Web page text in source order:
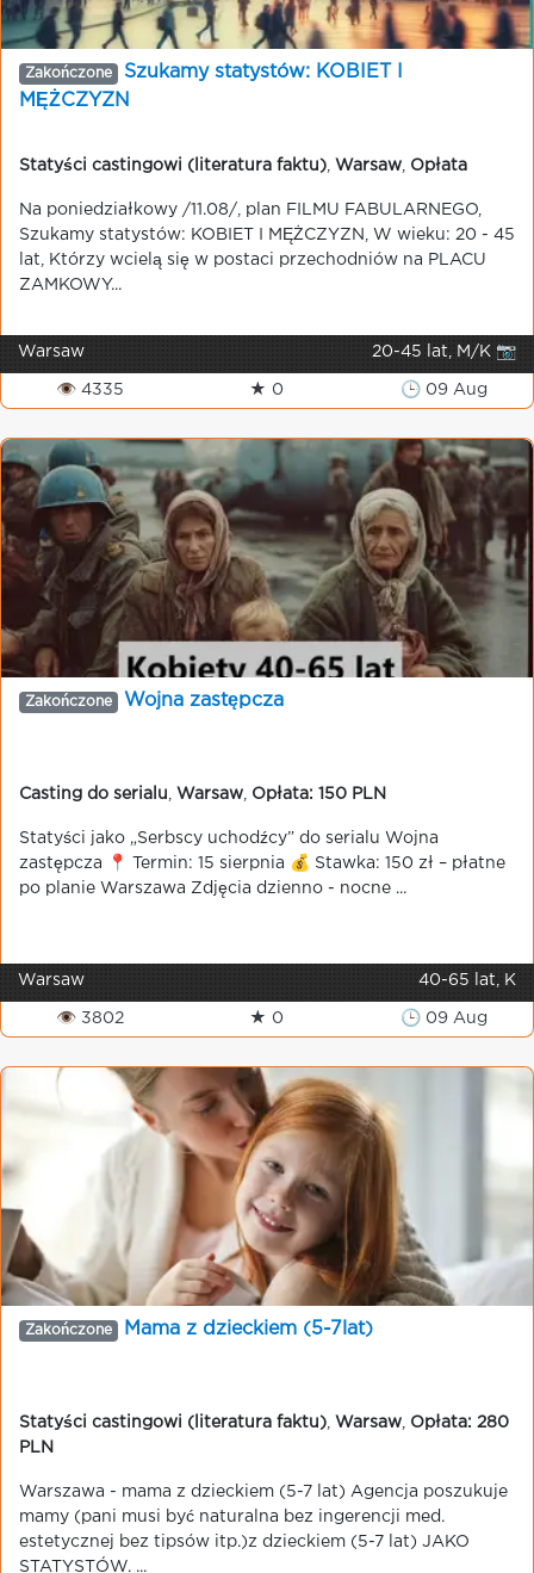
Zakończone
Szukamy statystów: KOBIET I
MĘŻCZYZN
Statyści castingowi (literatura faktu) Warsaw Opłata
Na poniedziałkowy /11.08/, plan FILMU FABULARNEGO,
Szukamy statystów: KOBIET I MĘŻCZYZN, W wieku: 20 - 45
lat, Którzy wcielą się w postaci przechodniów na PLACU
ZAMKOWY...
Warsaw 20-45 lat, M/K 📷
👁 4335 ★ 0 🕒 09 Aug
Zakończone Wojna zastępcza
Casting do serialu Warsaw Opłata: 150 PLN
Statyści jako „Serbscy uchodźcy” do serialu Wojna
zastępcza 📍 Termin: 15 sierpnia 💰 Stawka: 150 zł – płatne
po planie Warszawa Zdjęcia dzienno - nocne ...
Warsaw 40-65 lat, K
👁 3802 ★ 0 🕒 09 Aug
Zakończone Mama z dzieckiem (5-7lat)
Statyści castingowi (literatura faktu) Warsaw
Opłata: 280
PLN
Warszawa - mama z dzieckiem (5-7 lat) Agencja poszukuje
mamy (pani musi być naturalna bez ingerencji med.
estetycznej bez tipsów itp.)z dzieckiem (5-7 lat) JAKO
STATYSTÓW. ...